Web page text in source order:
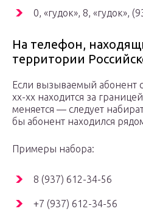
0, «гудок», 8, «гудок»,
На телефон,
территории
Если вызываемый абонент
xx-xx находится за
меняется — следует
бы абонент находился
Примеры набора:
8 (937) 612-34-56
+7 (937) 612-34-56